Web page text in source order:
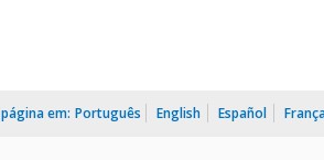
em: Português English Español